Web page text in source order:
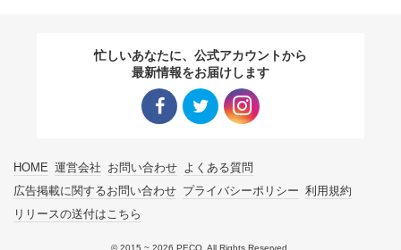
忙しいあなたに、公式アカウントから
最新情報をお届けします
HOME 運営会社 お問い合わせ よくある質問
広告掲載に関するお問い合わせ プライバシーポリシー 利用規約
リリースの送付はこちら
© 2015 ~ 2026 PECO. All Rights Reserved.